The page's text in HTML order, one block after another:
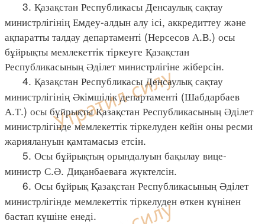
3. Қазақстан Республикасы Денсаулық сақтау
министрлігінің Емдеу-алдын алу ісі, аккредиттеу және
ақпаратты талдау департаменті (Нерсесов А.В.) осы
бұйрықты мемлекеттік тіркеуге Қазақстан
Республикасының Әділет министрлігіне жіберсін.
4. Қазақстан Республикасы Денсаулық сақтау
министрлігінің Әкімшілік департаменті (Шабдарбаев
А.Т.) осы бұйрықты Қазақстан Республикасының Әділет
министрлігінде мемлекеттік тіркелуден кейін оны ресми
жариялануын қамтамасыз етсін.
5. Осы бұйрықтың орындалуын бақылау вице-
министр С.Ә. Диқанбаеваға жүктелсін.
6. Осы бұйрық Қазақстан Республикасының Әділет
министрлігінде мемлекеттік тіркелуден өткен күнінен
бастап күшіне енеді.